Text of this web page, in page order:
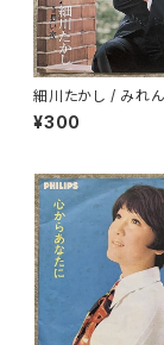
細川たかし / みれ
¥300